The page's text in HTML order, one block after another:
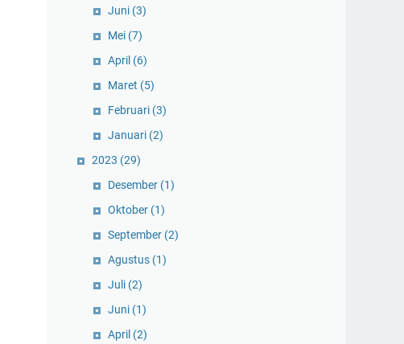
Juni (3)
Mei (7)
April (6)
Maret (5)
Februari (3)
Januari (2)
2023 (29)
Desember (1)
Oktober (1)
September (2)
Agustus (1)
Juli (2)
Juni (1)
April (2)